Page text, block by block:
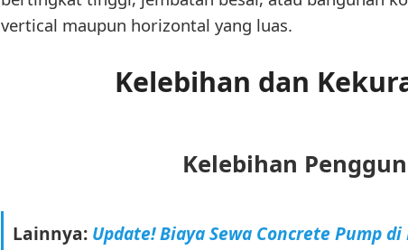
vertical maupun horizontal yang luas.
Kelebihan dan
Kelebihan
Lainnya: Update! Biaya Sewa Concrete Pump